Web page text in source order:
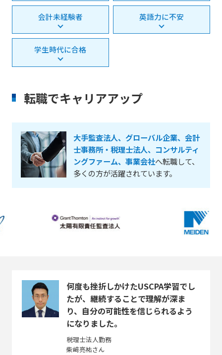
会計未経験者 英語力に不安
学生時代に合格
転職でキャリアアップ
大手監査法人、グローバル企業、会計
士事務所・税理士法人、コンサルティ
ングファーム、事業会社へ転職して、
多くの方が活躍されています。
何度も挫折しかけたUSCPA学習でし
たが、継続することで理解が深ま
り、自分の可能性を信じられるよう
になりました。
税理士法人勤務
柴﨑亮祐さん